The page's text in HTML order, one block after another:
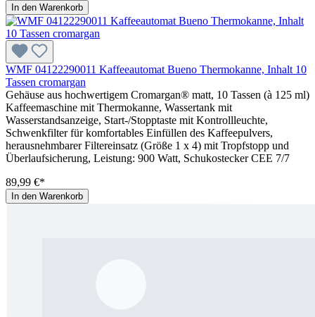
In den Warenkorb
WMF 04122290011 Kaffeeautomat Bueno Thermokanne, Inhalt 10
Tassen cromargan
Gehäuse aus hochwertigem Cromargan® matt, 10 Tassen (à 125 ml)
Kaffeemaschine mit Thermokanne, Wassertank mit
Wasserstandsanzeige, Start-/Stopptaste mit Kontrollleuchte,
Schwenkfilter für komfortables Einfüllen des Kaffeepulvers,
herausnehmbarer Filtereinsatz (Größe 1 x 4) mit Tropfstopp und
Überlaufsicherung, Leistung: 900 Watt, Schukostecker CEE 7/7
89,99 €*
In den Warenkorb